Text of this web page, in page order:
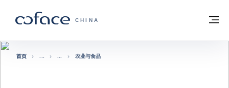
科法斯：携手共创安全贸易 - 首页
CHINA
返回首页
首页 农业与食品